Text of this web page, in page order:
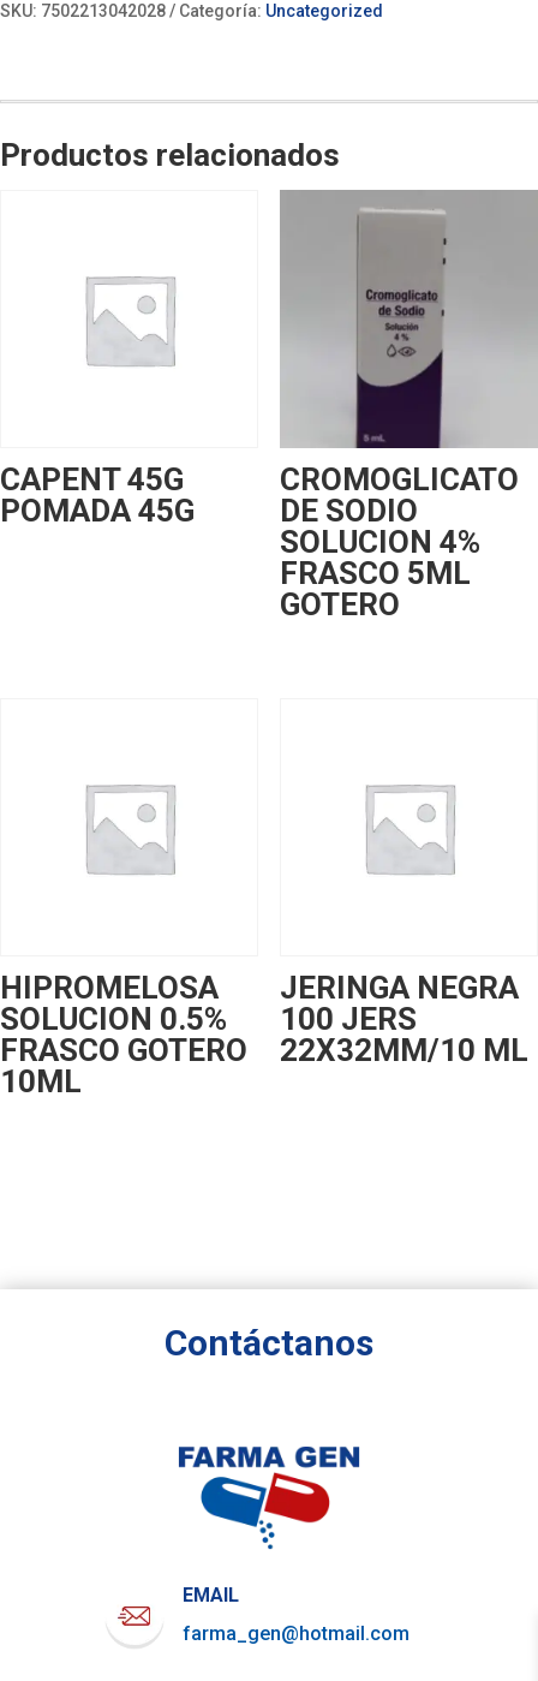
SKU: 7502213042028 Categoría: Uncategorized
Productos relacionados
CAPENT 45G
POMADA 45G
CROMOGLICATO
DE SODIO
SOLUCION 4%
FRASCO 5ML
GOTERO
HIPROMELOSA
SOLUCION 0.5%
FRASCO GOTERO
10ML
JERINGA NEGRA
100 JERS
22X32MM/10 ML
Contáctanos
EMAIL
farma_gen@hotmail.com